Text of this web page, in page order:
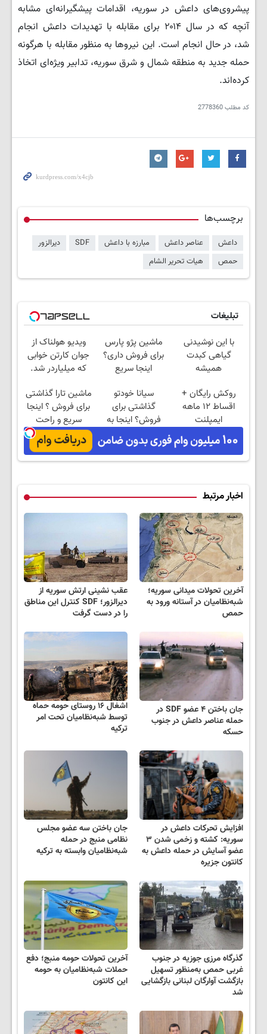
پیشروی‌های داعش در سوریه، اقدامات پیشگیرانه‌ای مشابه
آنچه که در سال ۲۰۱۴ برای مقابله با تهدیدات داعش انجام
شد، در حال انجام است. این نیروها به منظور مقابله با هرگونه
حمله جدید به منطقه شمال و شرق سوریه، تدابیر ویژه‌ای اتخاذ
کرده‌اند.
کد مطلب2778360
برچسب‌ها
داعش عناصر داعش مبارزه با داعش SDF
دیرالزور
حمص
هیات تحریر الشام
تبلیغات
با این نوشیدنی
گیاهی کبدت
همیشه
ماشین پژو پارس
برای فروش داری؟
اینجا سریع
ویدیو هولناک از
جوان کارتن خوابی
که میلیاردر شد.
روکش رایگان +
اقساط ۱۲ ماهه
ایمپلنت
سیانا خودتو
گذاشتی برای
فروش؟ اینجا به
راحتی بفروش
ماشین تارا گذاشتی
برای فروش ؟ اینجا
سریع و راحت
بفروش
اخبار مرتبط
آخرین تحولات میدانی سوریه؛
شبه‌نظامیان در آستانه ورود به
حمص
عقب نشینی ارتش سوریه از
دیرالزور؛ SDF کنترل این مناطق
را در دست گرفت
جان باختن ۴ عضو SDF در
حمله عناصر داعش در جنوب
حسکه
اشغال ۱۶ روستای حومه حماه
توسط شبه‌نظامیان تحت امر
ترکیه
افزایش تحرکات داعش در
سوریه: کشته و زخمی شدن ۳
عضو آسایش در حمله داعش به
کانتون جزیره
جان باختن سه عضو مجلس
نظامی منبج در حمله
شبه‌نظامیان وابسته به ترکیه
گذرگاه مرزی جوزیه در جنوب
غربی حمص به‌منظور تسهیل
بازگشت آوارگان لبنانی بازگشایی
شد
آخرین تحولات حومه منبج؛ دفع
حملات شبه‌نظامیان به حومه
این کانتون